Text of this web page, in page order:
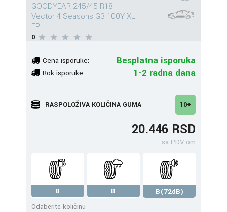
GOODYEAR 245/45 R18
Vector 4 Seasons G3 100Y XL
FP
0
Cena isporuke: Besplatna isporuka
Rok isporuke: 1-2 radna dana
RASPOLOŽIVA KOLIČINA GUMA 10+
20.446 RSD
sa PDV-om
B B
B(72dB)
Odaberite količinu